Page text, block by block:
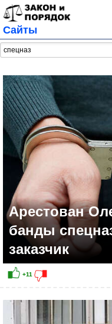
Сайты
Арестован
банды
заказчик